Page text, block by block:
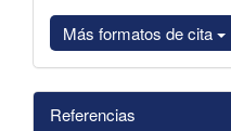
Más formatos de cita
Referencias